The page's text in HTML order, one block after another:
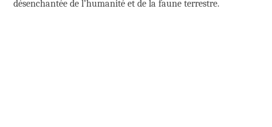
désenchantée de l’humanité et de la faune terrestre.